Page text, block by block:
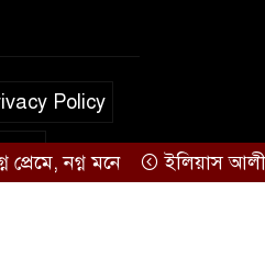
Policy
নগ্ন মনে ইলিয়াস আলী গুমের